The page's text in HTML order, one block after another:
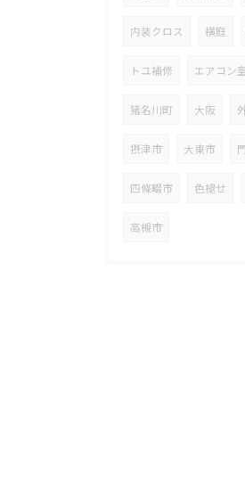
内装クロス 横庭
トユ補修 エアコン
猪名川町 大阪
摂津市 大東市
四條畷市 色褪せ
高槻市